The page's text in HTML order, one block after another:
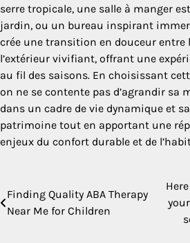
serre tropicale, une salle à manger
jardin, ou un bureau inspirant
crée une transition en douceur entre
l’extérieur vivifiant, offrant une
au fil des saisons. En choisissant
on ne se contente pas d’agrandir sa
dans un cadre de vie dynamique et
patrimoine tout en apportant une
enjeux du confort durable et de
Post
navigation
Finding Quality ABA Therapy
Near Me for Children